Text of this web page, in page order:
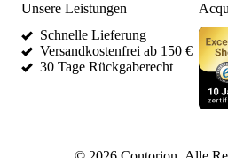
Unsere Leistungen
Schnelle Lieferung
Versandkostenfrei ab 150 €
30 Tage Rückgaberecht